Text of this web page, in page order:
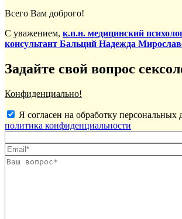
Всего Вам доброго!
С уважением, к.п.н. медицинский
консультант Бальций Надежда
Задайте свой вопрос
Конфиденциально!
Я согласен на обработку персональных
политика конфиденциальности